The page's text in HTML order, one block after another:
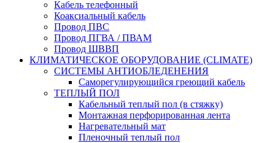
Кабель телефонный
Коаксиальный кабель
Провод ПВС
Провод ПГВА / ПВАМ
Провод ШВВП
КЛИМАТИЧЕСКОЕ ОБОРУДОВАНИЕ (CLIMATE)
СИСТЕМЫ АНТИОБЛЕДЕНЕНИЯ
Саморегулирующийся греющий кабель
ТЕПЛЫЙ ПОЛ
Кабельный теплый пол (в стяжку)
Монтажная перфорированная лента
Нагревательный мат
Пленочный теплый пол